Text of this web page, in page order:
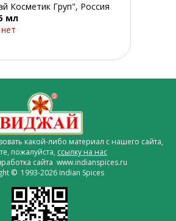
Косметик Груп", Россия
мл
какой-либо материал с нашего сайта,
пожалуйста, ссылку на нас
сайта www.indianspices.ru
© 1993-2026 Indian Spices